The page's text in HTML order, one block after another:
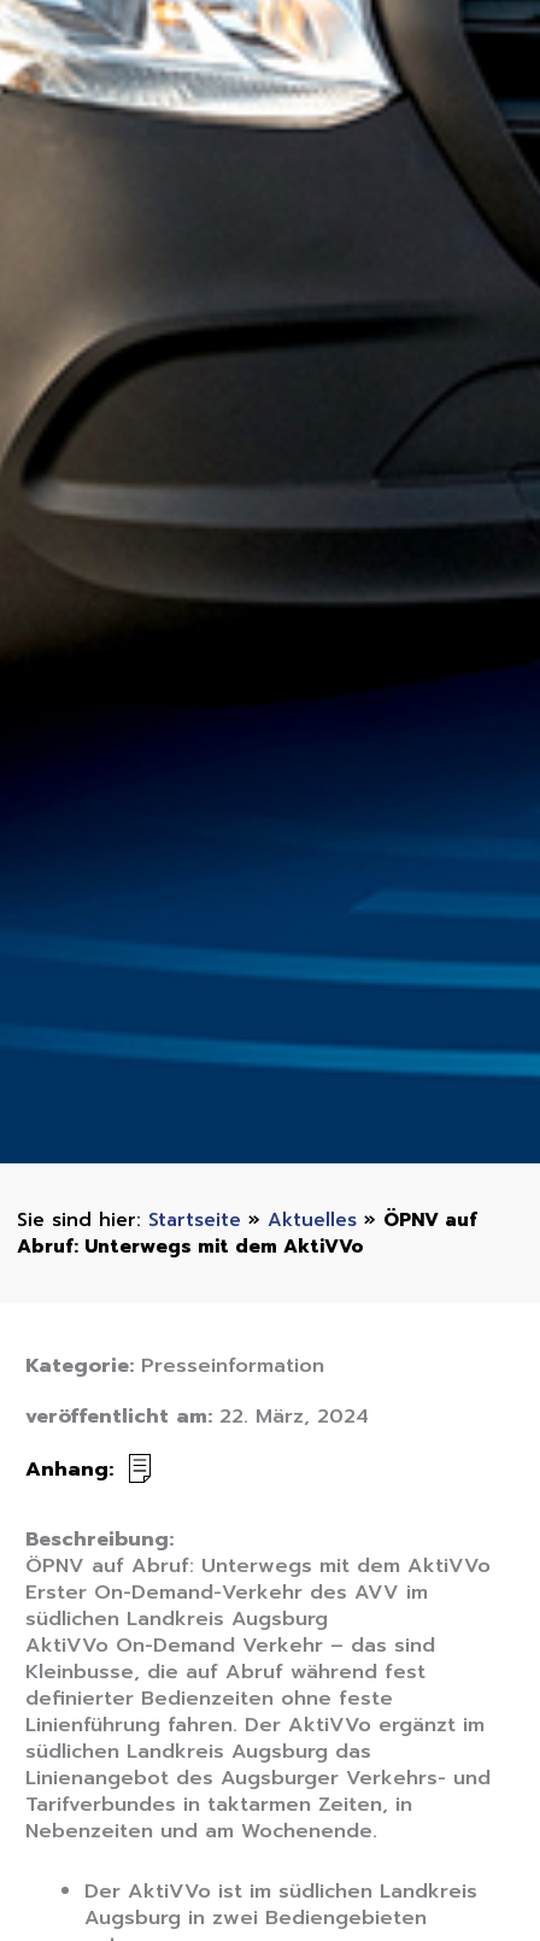
Startseite » Aktuelles» ÖPNV auf
Abruf: Unterwegs mit dem AktiVVo
Kategorie:Presseinformation
veröffentlicht am:22. März, 2024
Anhang:
Beschreibung:
ÖPNV auf Abruf: Unterwegs mit dem AktiVVo
Erster On-Demand-Verkehr des AVV im
südlichen Landkreis Augsburg
AktiVVo On-Demand Verkehr – das sind
Kleinbusse, die auf Abruf während fest
definierter Bedienzeiten ohne feste
Linienführung fahren. Der AktiVVo ergänzt im
südlichen Landkreis Augsburg das
Linienangebot des Augsburger Verkehrs- und
Tarifverbundes in taktarmen Zeiten, in
Nebenzeiten und am Wochenende.
Der AktiVVo ist im südlichen Landkreis
Augsburg in zwei Bediengebieten